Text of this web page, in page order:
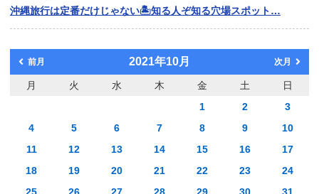
沖縄旅行は定番だけじゃない🏝️知る人ぞ知る穴場スポット…
前月 2021年10月 次月
月 火 水 木 金 土
日
1
2
3
4
5 6 7 8 9
10
11
12 13 14 15 16
17
18
19 20 21 22 23
24
25
26 27 28 29 30 31